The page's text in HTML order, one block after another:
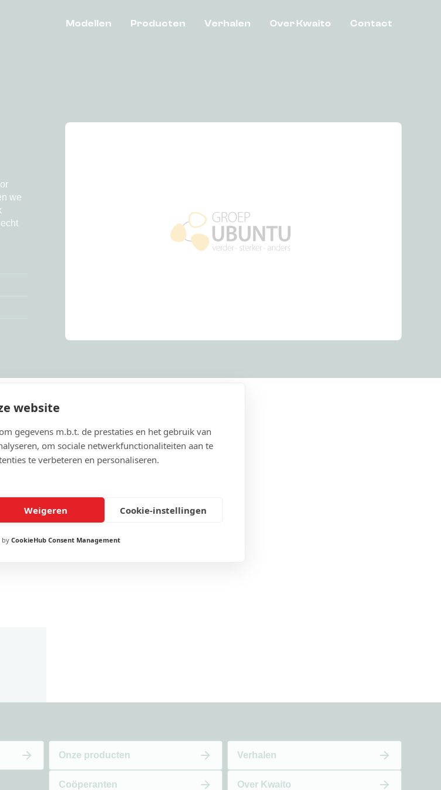
website
gegevens m.b.t. de prestaties en het gebruik van
om sociale netwerkfunctionaliteiten aan te
te verbeteren en personaliseren.
Weigeren Cookie-instellingen
byCookieHub Consent Management
Modellen Producten Verhalen Over Kwaito Contact
we
en gewaardeerd voor
training
(gentle teaching).
een (vermoeden van)
We
We vinden het immers
solidaire
Onze producten
Coöperanten
Verhalen
Over Kwaito